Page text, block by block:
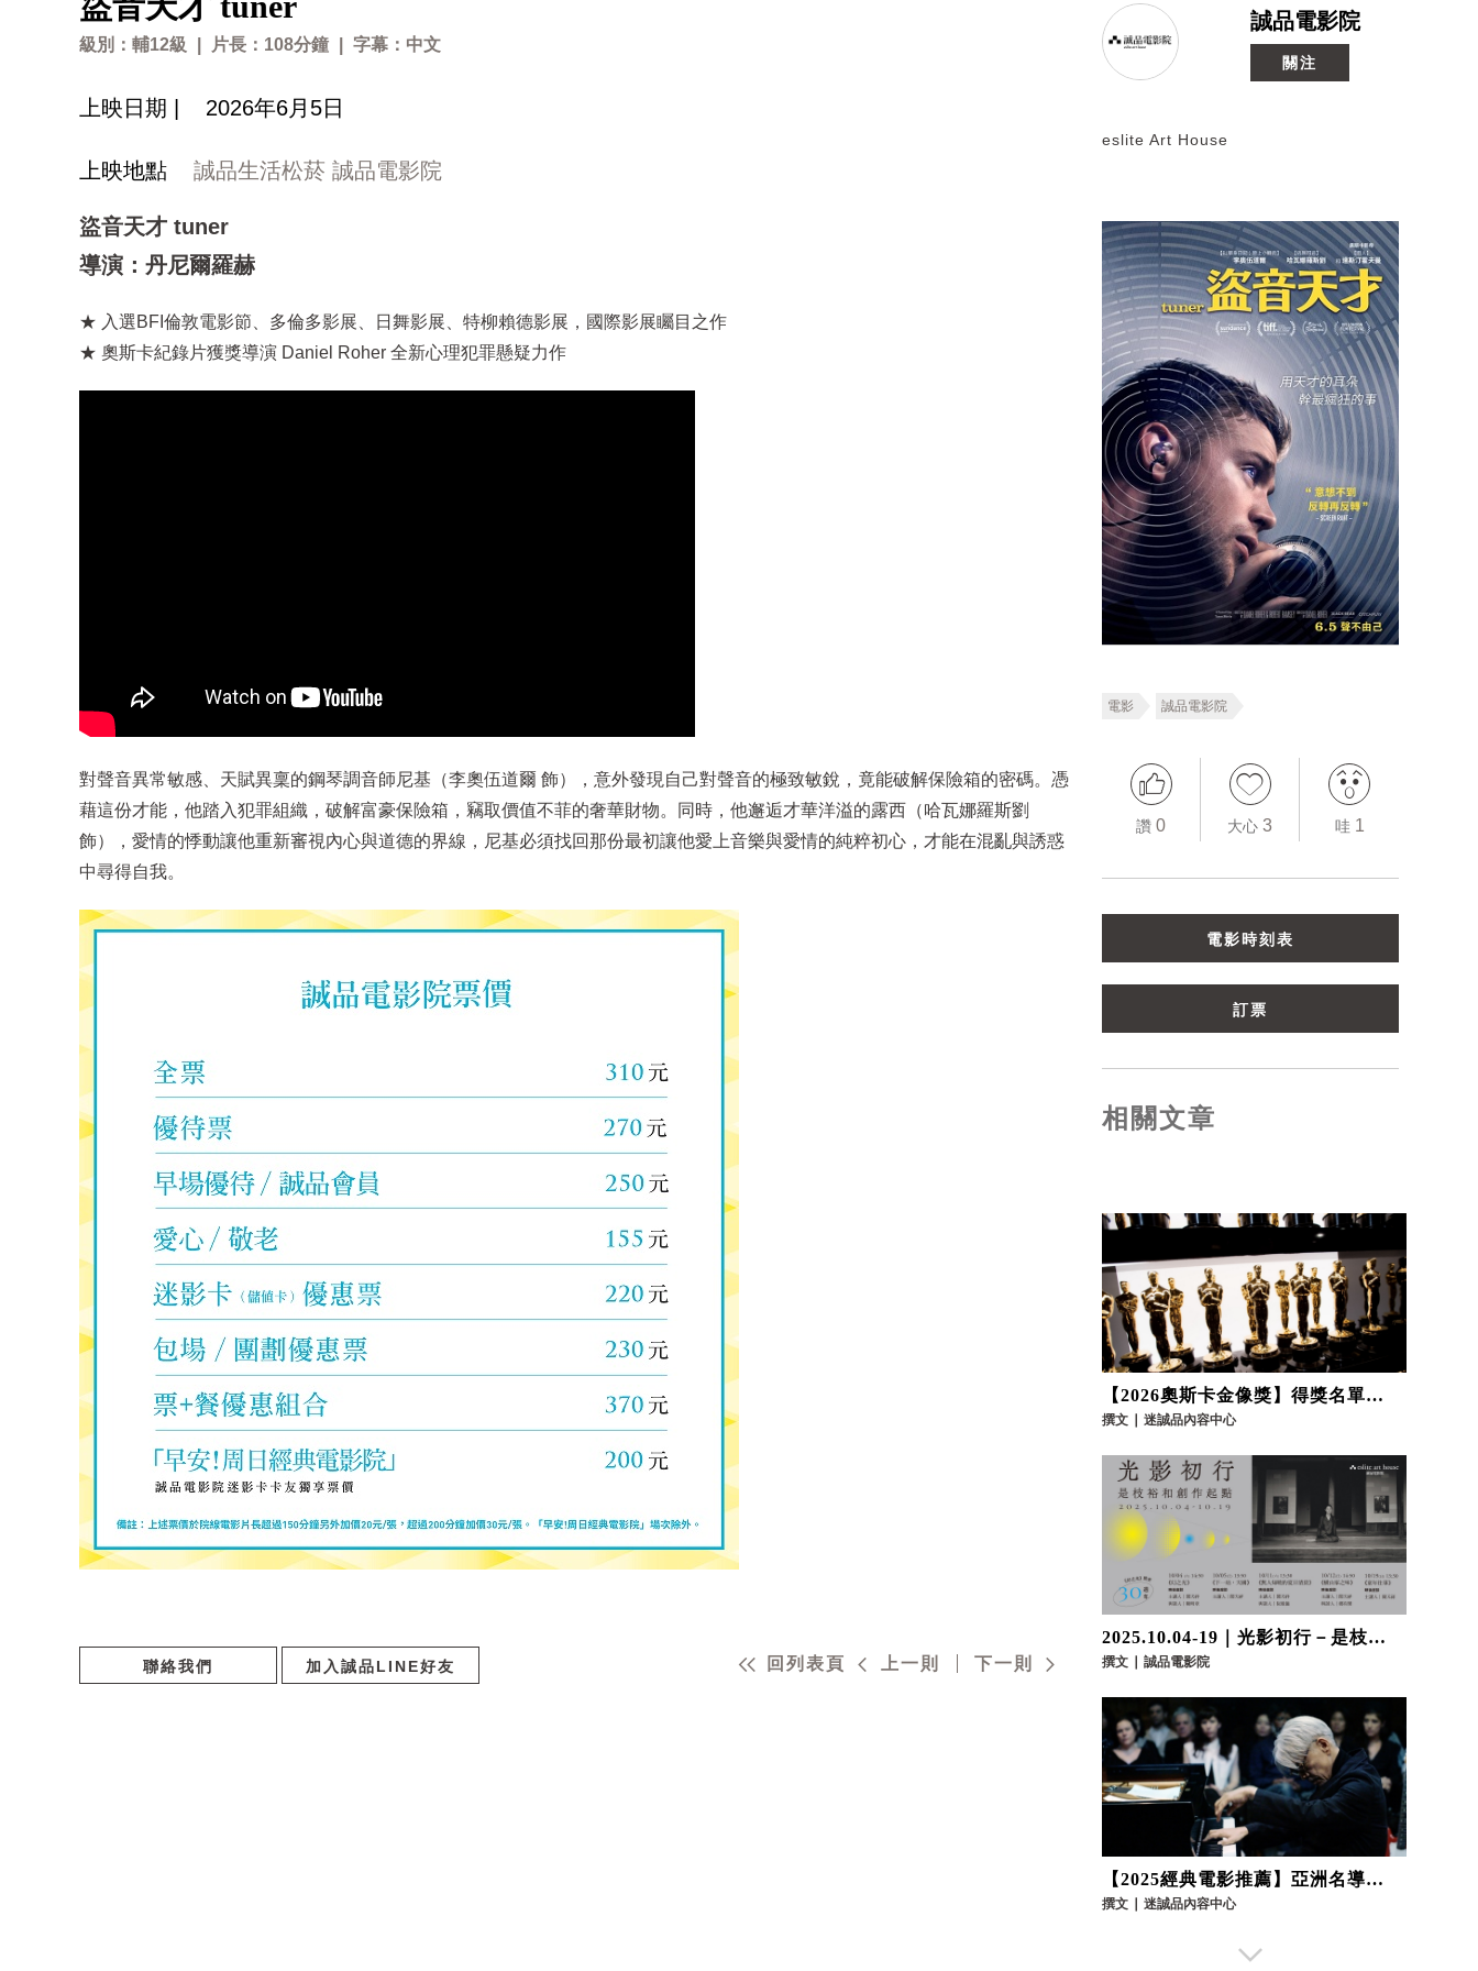
級別：輔12級 片長：108分鐘 字幕：中文
上映日期 | 2026年6月5日
上映地點 誠品生活松菸 誠品電影院
盜音天才 tuner
導演：丹尼爾羅赫
★ 入選BFI倫敦電影節、多倫多影展、日舞影展、特柳賴德影展，國際影展矚目之作
★ 奧斯卡紀錄片獲獎導演 Daniel Roher 全新心理犯罪懸疑力作
對聲音異常敏感、天賦異稟的鋼琴調音師尼基（李奧伍道爾 飾），意外發現自己對聲音的極致敏銳，竟能破解保險箱的密碼。憑
藉這份才能，他踏入犯罪組織，破解富豪保險箱，竊取價值不菲的奢華財物。同時，他邂逅才華洋溢的露西（哈瓦娜羅斯劉
飾），愛情的悸動讓他重新審視內心與道德的界線，尼基必須找回那份最初讓他愛上音樂與愛情的純粹初心，才能在混亂與誘惑
中尋得自我。
誠品電影院
關注
eslite Art House
電影 誠品電影院
讚 0 大心 3 哇 1
電影時刻表
訂票
相關文章
【2026奧斯卡金像獎】得獎名單總
整理，《一戰再戰》等4部不可錯過
撰文 迷誠品內容中心
2025.10.04-19｜光影初行－是枝裕
和創作起點｜
撰文 誠品電影院
【2025經典電影推薦】亞洲名導賈
樟柯、音樂教父坂本龍一神作重返
撰文 迷誠品內容中心
聯絡我們 加入誠品LINE好友 回列表頁 上一則 下一則